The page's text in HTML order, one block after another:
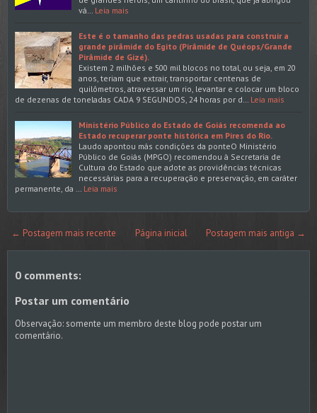
vá… Leia mais
Este é o tamanho das pedras usadas para construir a
grande pirâmide do Egito (Pirâmide de Quéops/Grande
Pirâmide de Gizé).
Existem 2 milhões e 500 mil blocos no total, ou seja, em 20
anos, teriam que extrair, transportar centenas de
quilômetros, atravessar um rio, levantar e colocar um bloco
de dezenas de toneladas CADA 9 SEGUNDOS, 24 horas por d… Leia mais
Ministério Público do Estado de Goiás recomenda ao
Estado recuperar ponte histórica em Pires do Rio.
Laudo apontou más condições da ponteO Ministério
Público de Goiás (MPGO) recomendou à Secretaria de
Cultura do Estado que adote as providências técnicas
necessárias para a recuperação e preservação, em caráter
permanente, da … Leia mais
← Postagem mais recente Postagem mais antiga →
Página inicial
0 comments:
Postar um comentário
Observação: somente um membro deste blog pode postar um
comentário.